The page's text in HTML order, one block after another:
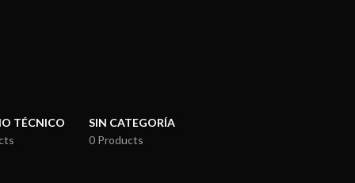
TÉCNICO
SIN CATEGORÍA
0 Products